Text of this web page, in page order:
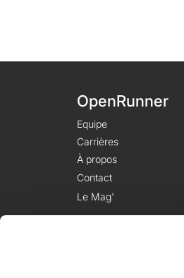
OpenRunner
Equipe
Carrières
À propos
Contact
Le Mag'